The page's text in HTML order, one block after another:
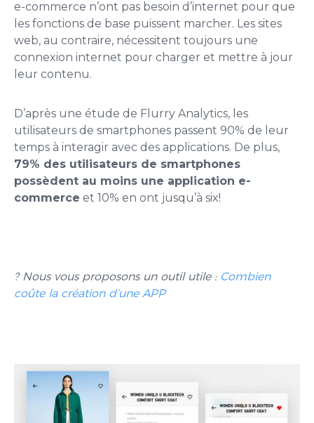
e-commerce n’ont pas besoin d’internet pour que
les fonctions de base puissent marcher. Les sites
web, au contraire, nécessitent toujours une
connexion internet pour charger et mettre à jour
leur contenu.
D’après une étude de Flurry Analytics, les
utilisateurs de smartphones passent 90% de leur
temps à interagir avec des applications. De plus,
79% des utilisateurs de smartphones
possèdent au moins une application e-
commerce et 10% en ont jusqu’à six!
? Nous vous proposons un outil utile : Combien
coûte la création d’une APP